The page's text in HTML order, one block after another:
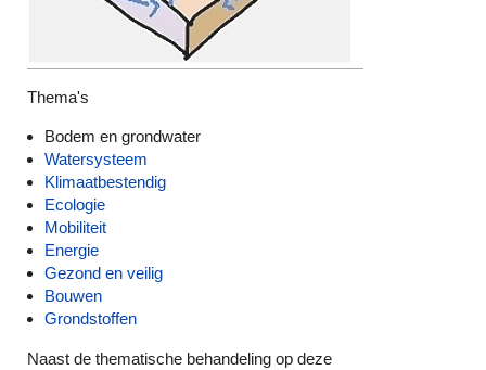
Thema's
Bodem en grondwater
Watersysteem
Klimaatbestendig
Ecologie
Mobiliteit
Energie
Gezond en veilig
Bouwen
Grondstoffen
Naast de thematische behandeling op deze